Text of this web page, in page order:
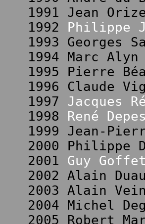
1991 Jean
1992 Philippe
1993 Georges
1994 Marc
1995 Pierre
1996 Claude
1997 Jacques
1998 René
1999 Jean-
2000 Philippe
2001 Guy
2002 Alain
2003 Alain
2004 Michel
2005 Robert